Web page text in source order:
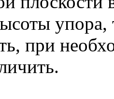
упора,
при